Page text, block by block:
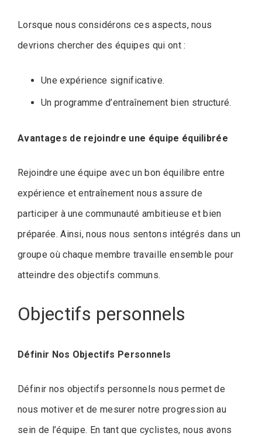
Lorsque nous considérons ces aspects, nous
devrions chercher des équipes qui ont :
Une expérience significative.
Un programme d’entraînement bien structuré.
Avantages de rejoindre une équipe équilibrée
Rejoindre une équipe avec un bon équilibre entre
expérience et entraînement nous assure de
participer à une communauté ambitieuse et bien
préparée. Ainsi, nous nous sentons intégrés dans un
groupe où chaque membre travaille ensemble pour
atteindre des objectifs communs.
Objectifs personnels
Définir Nos Objectifs Personnels
Définir nos objectifs personnels nous permet de
nous motiver et de mesurer notre progression au
sein de l’équipe. En tant que cyclistes, nous avons